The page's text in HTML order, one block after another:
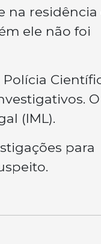
na residência
ele não foi
O
(IML).
para